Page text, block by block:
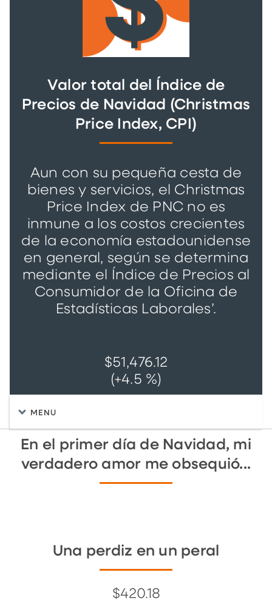
Valor total del Índice de
Precios de Navidad (Christmas
Price Index, CPI)
Aun con su pequeña cesta de
bienes y servicios, el Christmas
Price Index de PNC no es
inmune a los costos crecientes
de la economía estadounidense
en general, según se determina
mediante el Índice de Precios al
Consumidor de la Oficina de
Estadísticas Laborales’.
$51,476.12
(+4.5 %)
MENU
En el primer día de Navidad, mi
verdadero amor me obsequió...
Una perdiz en un peral
$420.18